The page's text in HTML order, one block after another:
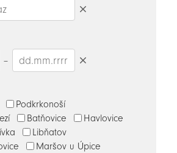
–
Podkrkonoší
Batňovice
Havlovice
Libňatov
Maršov u Úpice